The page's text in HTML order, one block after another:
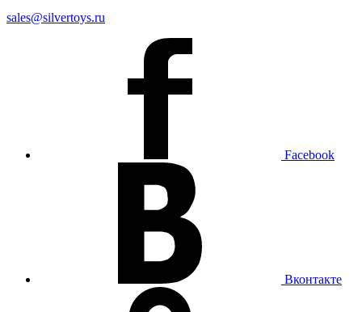
sales@silvertoys.ru
Facebook
Вконтакте